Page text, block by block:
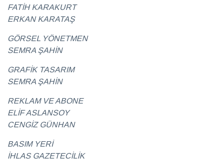
seviyorum
28 Temmuz
2026
Soru
Cevap
FATİH KARAKURT
ERKAN KARATAŞ
GÖRSEL YÖNETMEN
SEMRA ŞAHİN
GRAFİK TASARIM
SEMRA ŞAHİN
REKLAM VE ABONE
ELİF ASLANSOY
CENGİZ GÜNHAN
BASIM YERİ
İHLAS GAZETECİLİK